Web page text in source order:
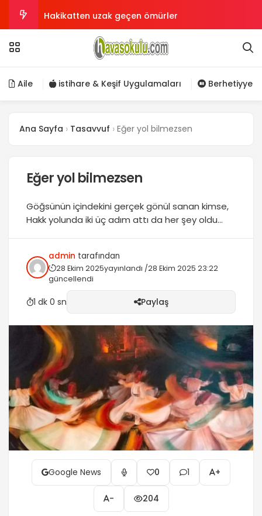
Hakikatten uzak geçen ömürler
Ermişliğe giden yol
imanın sahih ve muteber olması için gerekli
şartlardan bazıları
Şeytandan Allah’a Sığınmak
Aile istihare & Keşif Uygulamaları Berhetiyye
Ana Sayfa Tasavvuf Eğer yol bilmezsen
Eğer yol bilmezsen
Göğsünün içindekini gerçek gönül sanan kimse,
Hakk yolunda iki üç adım attı da her şey oldu
başıdır. Hakk yolcusu aldandı da, bunları varacağı
yer sandı. -Rubai 465 * Ey Hakk yolunun yolcusu!
Eğer sende bu yolun tutkusu varsa,...
admin tarafından
28 Ekim 2025yayınlandı /28 Ekim 2025 23:22
güncellendi
1 dk 0 sn Paylaş
Google News 0 1 +
- 204